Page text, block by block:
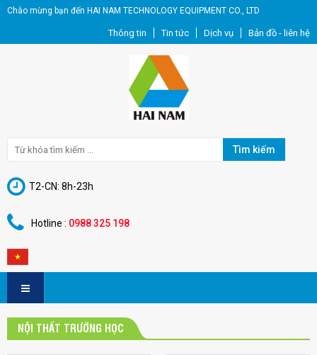
Chào mừng bạn đến HAI NAM TECHNOLOGY EQUIPMENT CO., LTD
Thông tin Tin tức Dịch vụ Bản đồ - liên hệ
Tìm kiếm
T2-CN: 8h-23h
Hotline : 0988 325 198
NỘI THẤT TRƯỜNG HỌC